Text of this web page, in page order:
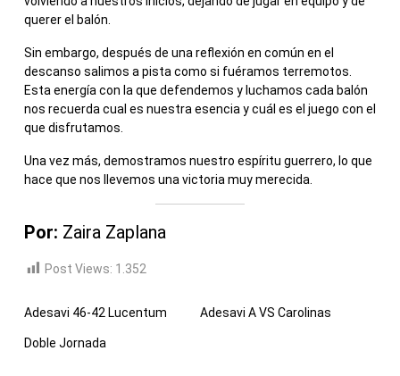
querer el balón.
Sin embargo, después de una reflexión en común en el
descanso salimos a pista como si fuéramos terremotos.
Esta energía con la que defendemos y luchamos cada balón
nos recuerda cual es nuestra esencia y cuál es el juego con el
que disfrutamos.
Una vez más, demostramos nuestro espíritu guerrero, lo que
hace que nos llevemos una victoria muy merecida.
Por: Zaira Zaplana
Post Views: 1.352
Adesavi 46-42 Lucentum Adesavi A VS Carolinas
Doble Jornada